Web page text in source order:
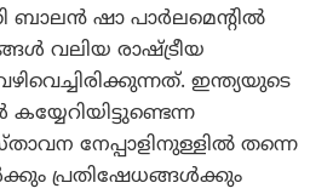
ബാലൻ ഷാ പാർലമെന്റിൽ
വലിയ രാഷ്ട്രീയ
ഇന്ത്യയുടെ
നേപ്പാളിനുള്ളിൽ തന്നെ
പ്രതിഷേധങ്ങൾക്കും